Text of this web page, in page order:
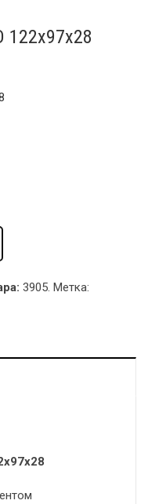
122х97х28
3905. Метка: